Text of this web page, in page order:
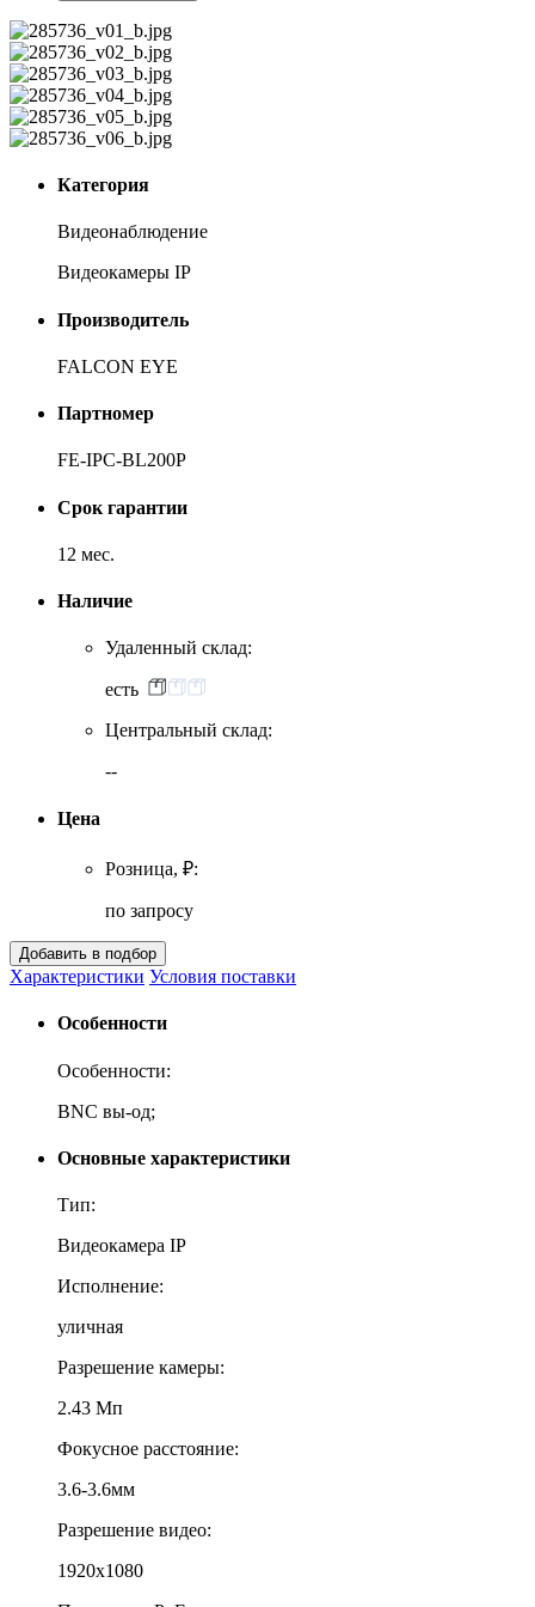
Категория
Видеонаблюдение
Видеокамеры IP
Производитель
FALCON EYE
Партномер
FE-IPC-BL200P
Срок гарантии
12 мес.
Наличие
Удаленный склад:
есть
Центральный склад:
--
Цена
Розница, ₽:
по запросу
Характеристики Условия поставки
Особенности
Особенности:
BNC вы-од;
Основные характеристики
Тип:
Видеокамера IP
Исполнение:
уличная
Разрешение камеры:
2.43 Мп
Фокусное расстояние:
3.6-3.6мм
Разрешение видео:
1920x1080